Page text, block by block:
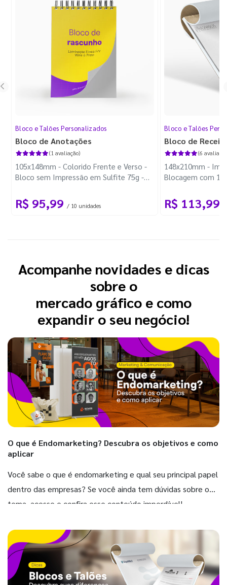
Bloco e Talões Personalizados
Bloco de Anotações
(1 avaliação)
105x148mm - Colorido Frente e Verso -
Bloco sem Impressão em Sulfite 75g -
R$ 95,99 / 10 unidades
Bloco e Talões
Bloco de
(6
148x210mm -
Blocagem com
R$ 113,99
Acompanhe novidades e dicas
sobre o
mercado gráfico e como
expandir o seu negócio!
O que é Endomarketing? Descubra os objetivos e como
aplicar
Você sabe o que é endomarketing e qual seu principal papel
dentro das empresas? Se você ainda tem dúvidas sobre o
tema, acesse e confira esse conteúdo imperdível!